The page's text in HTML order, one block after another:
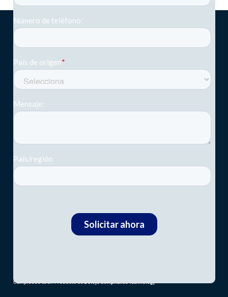
Cumplo360 es un Producto de